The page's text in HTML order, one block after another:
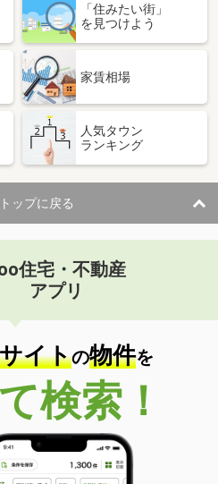
「住みたい街」
を見つけよう
家賃相場
人気タウン
ランキング
ップに戻る
住宅・不動産
アプリ
イトの物件を
検索！